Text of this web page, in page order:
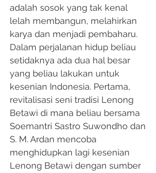
adalah sosok yang tak kenal
lelah membangun, melahirkan
karya dan menjadi pembaharu.
Dalam perjalanan hidup beliau
setidaknya ada dua hal besar
yang beliau lakukan untuk
kesenian Indonesia. Pertama,
revitalisasi seni tradisi Lenong
Betawi di mana beliau bersama
Soemantri Sastro Suwondho dan
S. M. Ardan mencoba
menghidupkan lagi kesenian
Lenong Betawi dengan sumber